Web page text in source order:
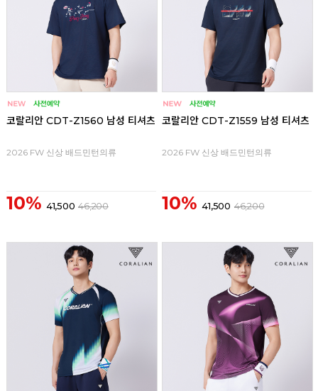
코랄리안 CDT-Z1560 남성 티셔츠
2026 FW 신상 배드민턴의류
10% 41,500 46,200
코랄리안 CDT-Z1559 남성 티셔츠
2026 FW 신상 배드민턴의류
10% 41,500 46,200